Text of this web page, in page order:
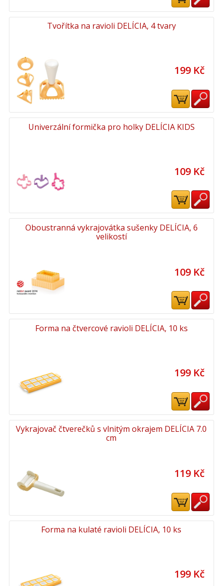
Tvořítka na ravioli DELÍCIA, 4 tvary
199 Kč
Univerzální formička pro holky DELÍCIA KIDS
109 Kč
Oboustranná vykrajovátka sušenky DELÍCIA, 6
velikostí
109 Kč
Forma na čtvercové ravioli DELÍCIA, 10 ks
199 Kč
Vykrajovač čtverečků s vlnitým okrajem DELÍCIA 7.0
cm
119 Kč
Forma na kulaté ravioli DELÍCIA, 10 ks
199 Kč